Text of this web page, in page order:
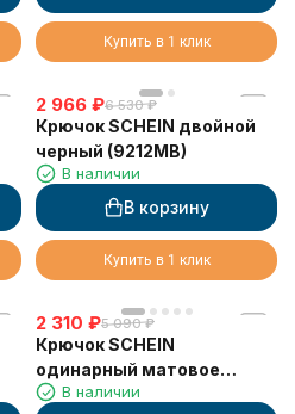
Купить в 1 клик
2 966 ₽6 530 ₽
Крючок SCHEIN двойной
черный (9212MB)
В наличии
В корзину
Купить в 1 клик
2 310 ₽5 090 ₽
Крючок SCHEIN
одинарный матовое
золото (9111BG)
В наличии